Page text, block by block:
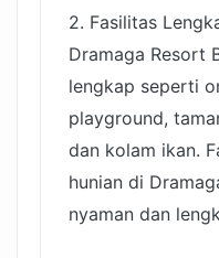
2. Fasilitas
Dramaga Resort
lengkap seperti
playground,
dan kolam ikan.
hunian di
nyaman dan